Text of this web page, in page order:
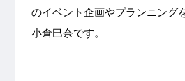
のイベント企画やプランニング
小倉巳奈です。